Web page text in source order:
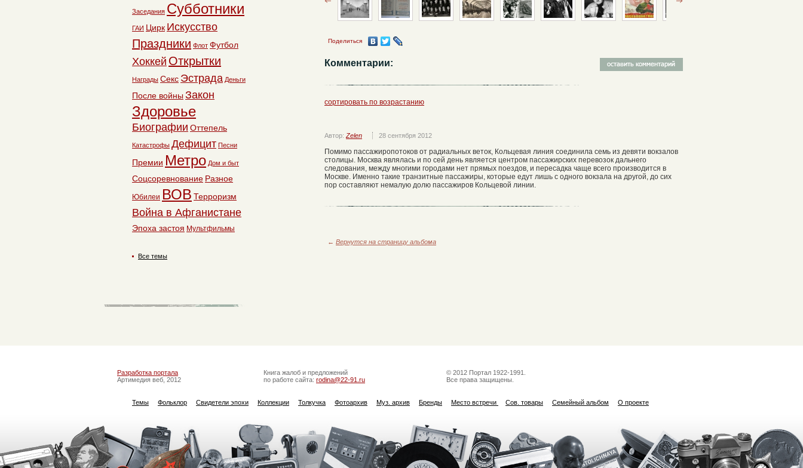
Поделиться
Комментарии:
сортировать по возрастанию
Автор: Zelen 28 сентября 2012
Помимо пассажиропотоков от радиальных веток, Кольцевая линия соединила семь из девяти вокзалов
столицы. Москва являлась и по сей день является центром пассажирских перевозок дальнего
следования, между многими городами нет прямых поездов, и пересадка чаще всего производится в
Москве. Именно такие транзитные пассажиры, которые едут лишь с одного вокзала на другой, до сих
пор составляют немалую долю пассажиров Кольцевой линии.
← Вернутся на страницу альбома
Заседания Субботники
ГАИ Цирк Искусство
Праздники Флот Футбол
Хоккей Открытки
Награды Секс Эстрада Деньги
После войны Закон
Здоровье
Биографии Оттепель
Катастрофы Дефицит Песни
Премии Метро Дом и быт
Соцсоревнование Разное
Юбилеи ВОВ Терроризм
Война в Афганистане
Эпоха застоя Мультфильмы
Все темы
Разработка портала
Артимедия веб, 2012
Книга жалоб и предложений
по работе сайта: rodina@22-91.ru
© 2012 Портал 1922-1991.
Все права защищены.
Темы Фольклор Свидетели эпохи Коллекции Толкучка Фотоархив Муз. архив Бренды Место встречи Сов. товары Семейный альбом О проекте